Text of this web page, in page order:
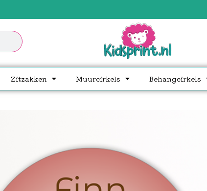
Zitzakken Muurcirkels Behangcirkels